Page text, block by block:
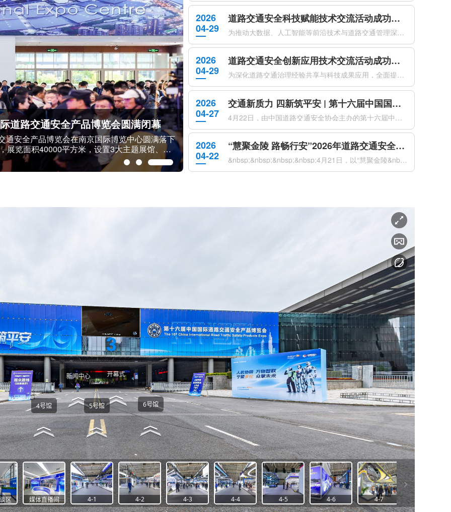
2026年上半年全国机动车达4.76亿辆 驾驶人达5.67亿人 新注册登记新能源汽车519.5万辆
达4.76亿辆，其中汽车3.71亿辆；机动车驾驶人
车数量依然高位，新注册登记汽车数量超千
其中，汽车新注册登记1051万辆，摩托车新注
2026
04-29
道路交通安全科技赋能技术交流活动成功举办
为推动大数据、人工智能等前沿技术与道路交通管理深度融合，以科技创新赋能交管工作提质增效，全面提升道路交通安全治理现代化水平，2026年4月21日下午，由公安部道路交通安全研究中心、中国道路交通安全协会联合主办的道路交通安全科技赋能技术交流活动在南京国际博览会议中心成功举办。来自公安交通管理部门、科研...
2026
04-29
道路交通安全创新应用技术交流活动成功举办
为深化道路交通治理经验共享与科技成果应用，全面提升道路交通安全治理现代化水平，2026年4月21日下午，由公安部道路交通安全研究中心、中国道路交通安全协会共同主办的道路交通安全创新应用技术交流活动在南京国际博览会议中心成功举办。来自全国公安交通管理部门、科研院所、高等院校及科技企业的代表，共同聚焦道...
2026
04-27
交通新质力 四新筑平安 | 第十六届中国国际道路交通安全产品博览会盛大开幕
4月22日，由中国道路交通安全协会主办的第十六届中国国际道路交通安全产品博览会（以下简称“交博会”）在南京国际博览中心盛大开幕。本届交博会以“交通新质力四新筑平安”为主题，紧扣“新警务理念、新运行模式、新技术装备、新管理体系”四新要求，全面汇聚道路交通安全领域前沿科技成果与创新解决方案，以科技创新驱...
2026
04-22
“慧聚金陵 路畅行安”2026年道路交通安全创新与合作大会在南京成功举办
&nbsp;&nbsp;&nbsp;&nbsp;4月21日，以“慧聚金陵&nbsp;路畅行安”为主题的2026年道路交通安全创新与合作大会（以下简称“大会”）在南京国际博览会议中心成功举办。本次大会由公安部道路交通安全研究中心、中国道路交通安全协会共同主办，来自国内外道路交通安全领域的1500名代表...